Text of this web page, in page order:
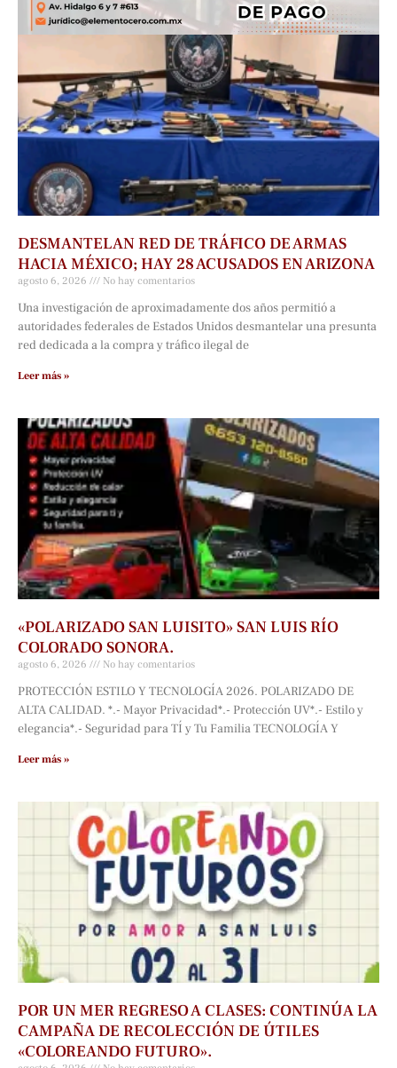
DESMANTELAN RED DE TRÁFICO DE ARMAS
HACIA MÉXICO; HAY 28 ACUSADOS EN ARIZONA
agosto 6, 2026 No hay comentarios
Una investigación de aproximadamente dos años permitió a
autoridades federales de Estados Unidos desmantelar una presunta
red dedicada a la compra y tráfico ilegal de
Leer más »
«POLARIZADO SAN LUISITO» SAN LUIS RÍO
COLORADO SONORA.
agosto 6, 2026 No hay comentarios
PROTECCIÓN ESTILO Y TECNOLOGÍA 2026. POLARIZADO DE
ALTA CALIDAD. *.- Mayor Privacidad*.- Protección UV*.- Estilo y
elegancia*.- Seguridad para TÍ y Tu Familia TECNOLOGÍA Y
Leer más »
POR UN MER REGRESO A CLASES: CONTINÚA LA
CAMPAÑA DE RECOLECCIÓN DE ÚTILES
«COLOREANDO FUTURO».